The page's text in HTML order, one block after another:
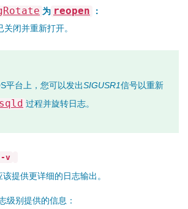
为 reopen
：
闭并重新打开。
平台上，您可以发出SIGUSR1信号以重新
过程并旋转日志。
-v
该提供更详细的日志输出。
级别提供的信息：